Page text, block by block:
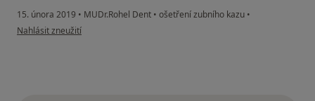
15. února 2019 • MUDr.Rohel Dent • ošetření zubního kazu •
podle názoru uživatele Váš účet byl odstraněn
Nahlásit zneužití